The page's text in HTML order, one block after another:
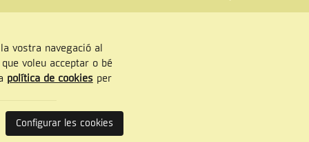
vostra navegació al
voleu acceptar o bé
política de cookiesper
Configurar les cookies